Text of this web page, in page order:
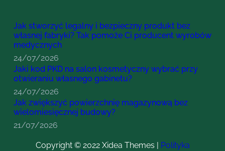
Jak stworzyć legalny i bezpieczny produkt bez
własnej fabryki? Tak pomoże Ci producent wyrobów
medycznych
24/07/2026
Jaki kod PKD na salon kosmetyczny wybrać przy
otwieraniu własnego gabinetu?
24/07/2026
Jak zwiększyć powierzchnię magazynową bez
wielomiesięcznej budowy?
21/07/2026
Copyright © 2022 Xidea Themes | Polityka